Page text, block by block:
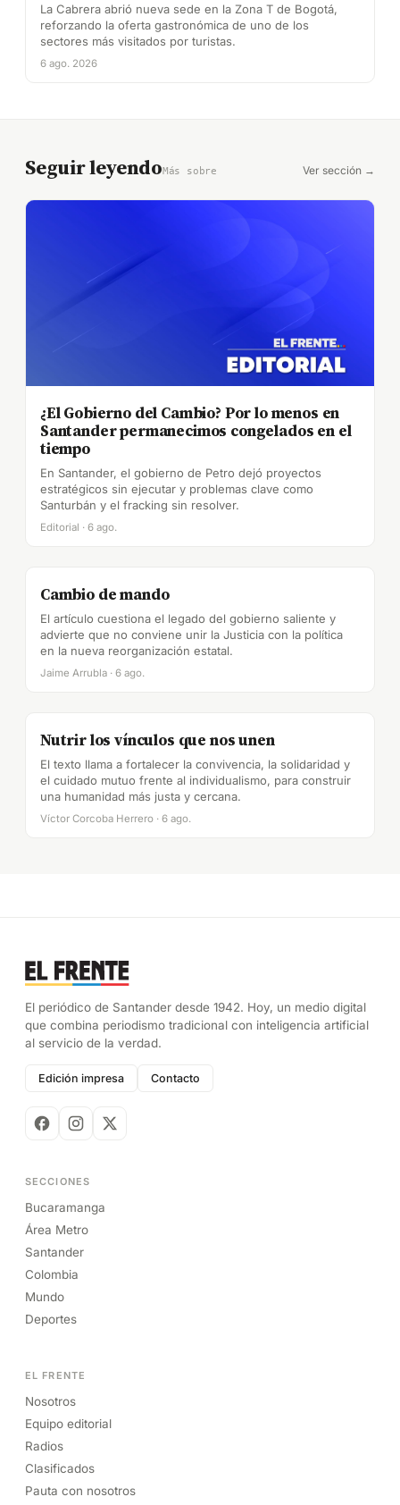
La Cabrera abrió nueva sede en la Zona T de Bogotá,
reforzando la oferta gastronómica de uno de los
sectores más visitados por turistas.
6 ago. 2026
Seguir leyendoMás sobre Ver sección →
¿El Gobierno del Cambio? Por lo menos en
Santander permanecimos congelados en el
tiempo
En Santander, el gobierno de Petro dejó proyectos
estratégicos sin ejecutar y problemas clave como
Santurbán y el fracking sin resolver.
Editorial · 6 ago.
Cambio de mando
El artículo cuestiona el legado del gobierno saliente y
advierte que no conviene unir la Justicia con la política
en la nueva reorganización estatal.
Jaime Arrubla · 6 ago.
Nutrir los vínculos que nos unen
El texto llama a fortalecer la convivencia, la solidaridad y
el cuidado mutuo frente al individualismo, para construir
una humanidad más justa y cercana.
Víctor Corcoba Herrero · 6 ago.
El periódico de Santander desde 1942. Hoy, un medio digital
que combina periodismo tradicional con inteligencia artificial
al servicio de la verdad.
Edición impresa Contacto
SECCIONES
Bucaramanga
Área Metro
Santander
Colombia
Mundo
Deportes
EL FRENTE
Nosotros
Equipo editorial
Radios
Clasificados
Pauta con nosotros